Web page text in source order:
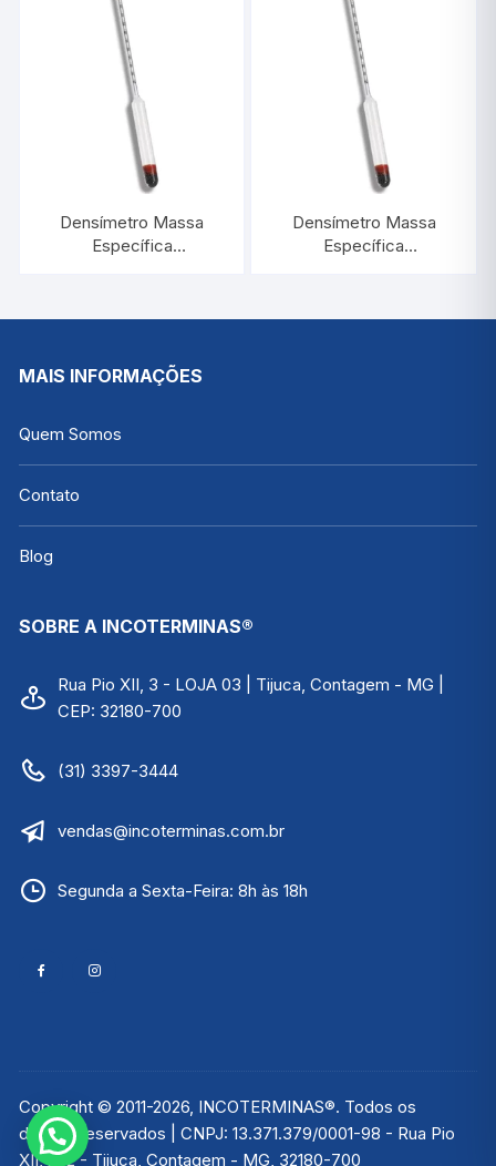
Densímetro Massa
Específica
Densímetro Massa
Específica
MAIS INFORMAÇÕES
Quem Somos
Contato
Blog
SOBRE A INCOTERMINAS®
Rua Pio XII, 3 - LOJA 03 | Tijuca, Contagem - MG |
CEP: 32180-700
(31) 3397-3444
vendas@incoterminas.com.br
Segunda a Sexta-Feira: 8h às 18h
Copyright © 2011-2026, INCOTERMINAS®. Todos os
direitos reservados | CNPJ: 13.371.379/0001-98 - Rua Pio
XII, 252 - Tijuca, Contagem - MG, 32180-700